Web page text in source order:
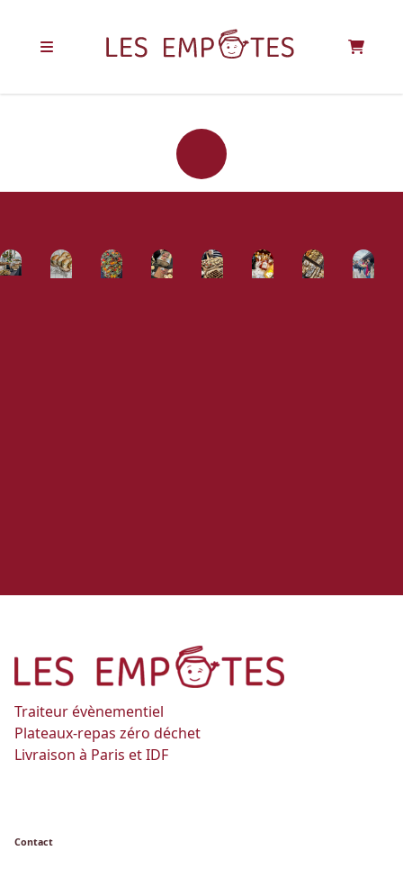
COMMUNAUTÉ
Traiteur évènementiel
Plateaux-repas zéro déchet
Livraison à Paris et IDF
Contact